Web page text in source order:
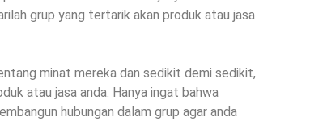
grup yang tertarik akan produk atau jasa
minat mereka dan sedikit demi sedikit,
atau jasa anda. Hanya ingat bahwa
hubungan dalam grup agar anda